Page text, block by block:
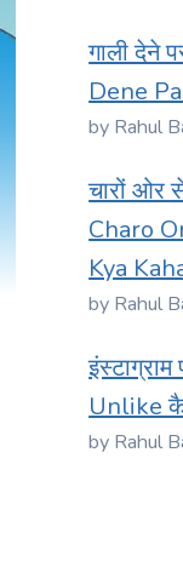
गाली देने
Dene
by Rahul
चारों ओर
Charo
Kya
by Rahul
Unlike
by Rahul